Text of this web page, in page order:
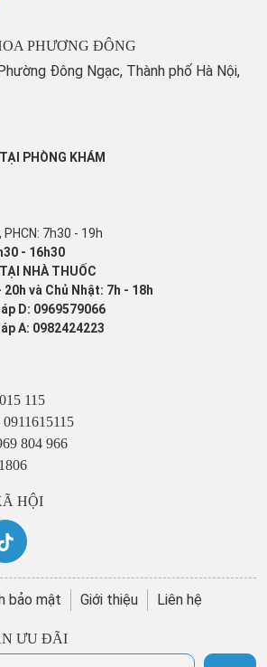
PHƯƠNG ĐÔNG
Đông Ngạc, Thành phố Hà Nội,
PHÒNG KHÁM
PHCN: 7h30 - 19h
- 16h30
NHÀ THUỐC
và Chủ Nhật: 7h - 18h
D: 0969579066
A: 0982424223
115
0911615115
804 966
HỘI
bảo mật Giới thiệu Liên hệ
ƯU ĐÃI